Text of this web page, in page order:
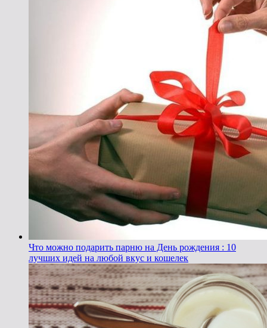
Что можно подарить парню на День рождения : 10
лучших идей на любой вкус и кошелек